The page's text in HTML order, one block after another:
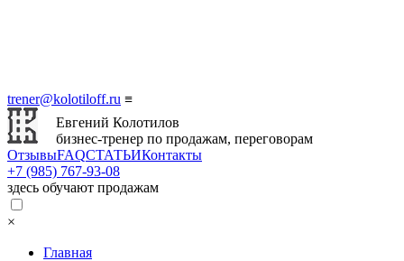
trener@kolotiloff.ru ≡
Евгений Колотилов
бизнес-тренер по продажам, переговорам
ОтзывыFAQСТАТЬИКонтакты
+7 (985) 767‑93‑08
здесь обучают продажам
×
Главная